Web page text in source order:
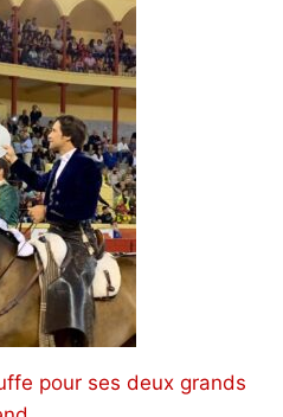
pour ses deux grands